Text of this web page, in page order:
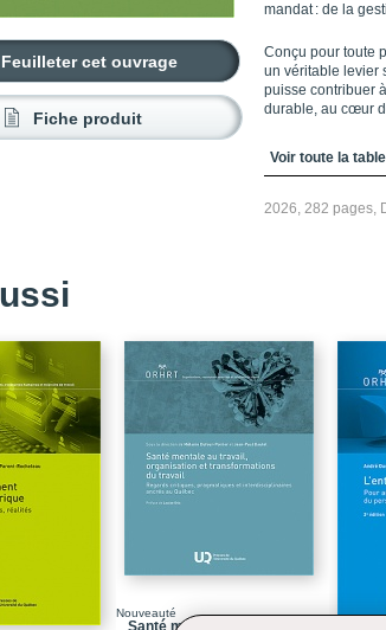
Feuilleter cet ouvrage
Fiche produit
mandat : de la
Conçu pour toute
un véritable levier
puisse contribuer
durable, au cœur
Table des
Voir toute la
2026, 282 pages,
Nouveauté
Santé mentale au travail,